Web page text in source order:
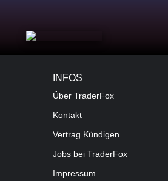
INFOS
Über TraderFox
Kontakt
Vertrag Kündigen
Jobs bei TraderFox
Impressum